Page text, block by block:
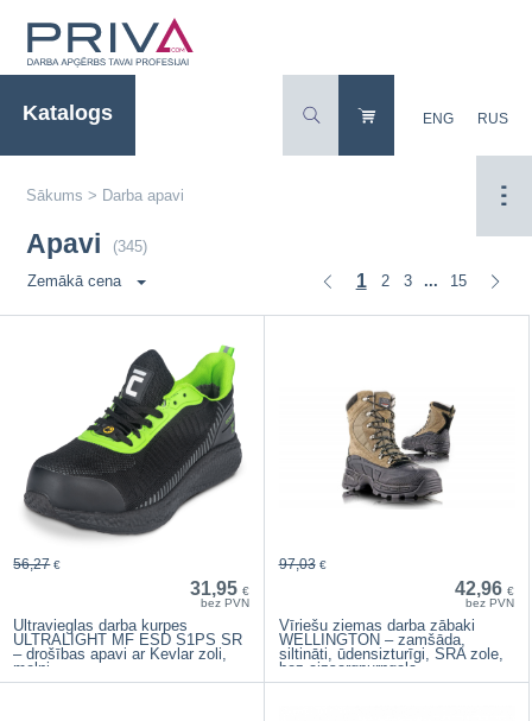
Katalogs ENG RUS
Sākums > Darba apavi
Apavi (345)
1 2 3 ... 15
Zemākā cena
31,95 €
bez PVN
56,27 €
Ultravieglas darba kurpes
ULTRALIGHT MF ESD S1PS SR
– drošības apavi ar Kevlar zoli,
melni
42,96 €
bez PVN
97,03 €
Vīriešu ziemas darba zābaki
WELLINGTON – zamšāda,
siltināti, ūdensizturīgi, SRA zole,
bez aizsargpurngala